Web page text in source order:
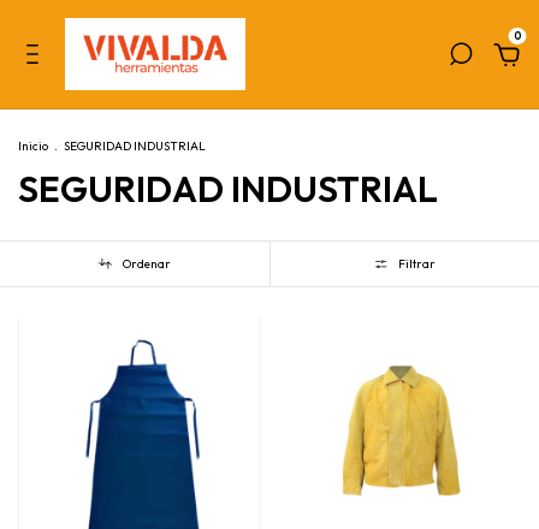
0
Inicio . SEGURIDAD INDUSTRIAL
SEGURIDAD INDUSTRIAL
Ordenar Filtrar